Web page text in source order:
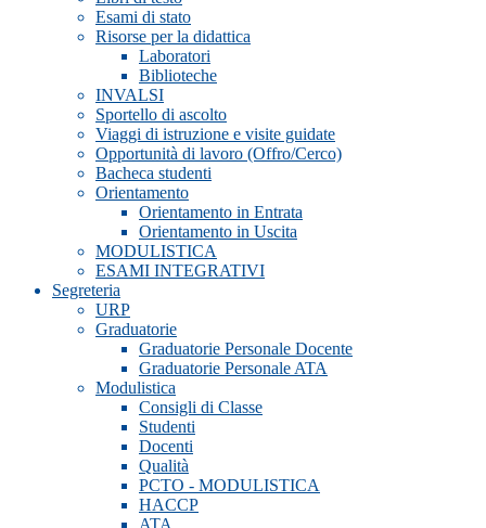
Esami di stato
Risorse per la didattica
Laboratori
Biblioteche
INVALSI
Sportello di ascolto
Viaggi di istruzione e visite guidate
Opportunità di lavoro (Offro/Cerco)
Bacheca studenti
Orientamento
Orientamento in Entrata
Orientamento in Uscita
MODULISTICA
ESAMI INTEGRATIVI
Segreteria
URP
Graduatorie
Graduatorie Personale Docente
Graduatorie Personale ATA
Modulistica
Consigli di Classe
Studenti
Docenti
Qualità
PCTO - MODULISTICA
HACCP
ATA